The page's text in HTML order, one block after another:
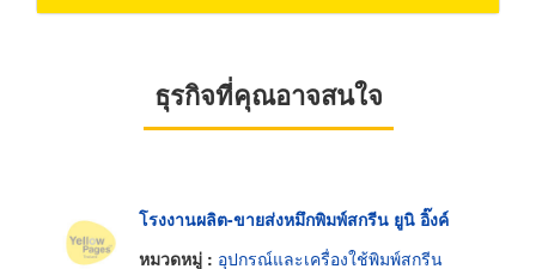
ธุรกิจที่คุณอาจสนใจ
โรงงานผลิต-ขายส่งหมึกพิมพ์สกรีน ยูนิ อิ๊งค์
หมวดหมู่ : อุปกรณ์และเครื่องใช้พิมพ์สกรีน